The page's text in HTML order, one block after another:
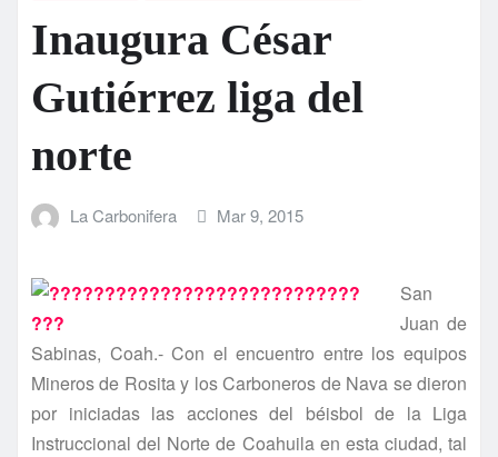
Inaugura César
Gutiérrez liga del
norte
La Carbonifera Mar 9, 2015
San
Juan de
Sabinas, Coah.- Con el encuentro entre los equipos
Mineros de Rosita y los Carboneros de Nava se dieron
por iniciadas las acciones del béisbol de la Liga
Instruccional del Norte de Coahuila en esta ciudad, tal